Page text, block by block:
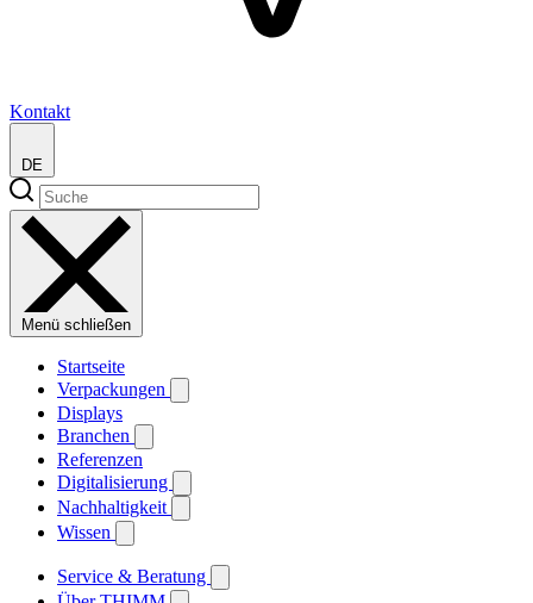
Kontakt
DE
Menü schließen
Startseite
Verpackungen
Displays
Branchen
Referenzen
Digitalisierung
Nachhaltigkeit
Wissen
Service & Beratung